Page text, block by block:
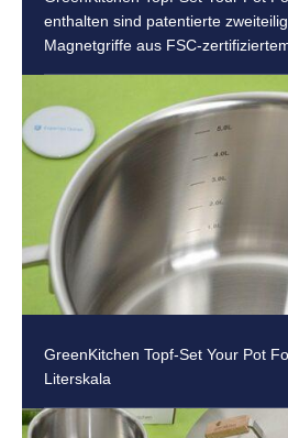
enthalten sind patentierte
Magnetgriffe aus FSC-
GreenKitchen Topf-Set Your Pot
Literskala